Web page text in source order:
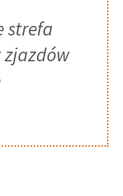
strefa
zjazdów